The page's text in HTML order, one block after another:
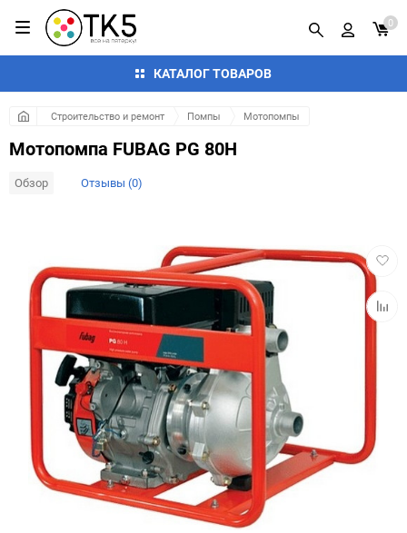
КАТАЛОГ ТОВАРОВ
0
Строительство и ремонт Помпы Мотопомпы
Мотопомпа FUBAG PG 80H
Обзор Отзывы (0)
в
к